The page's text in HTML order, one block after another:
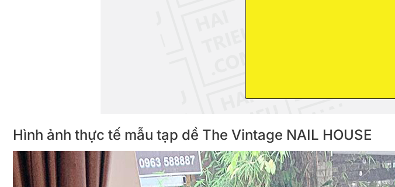
Hình ảnh thực tế mẫu tạp dề The Vintage NAIL HOUSE